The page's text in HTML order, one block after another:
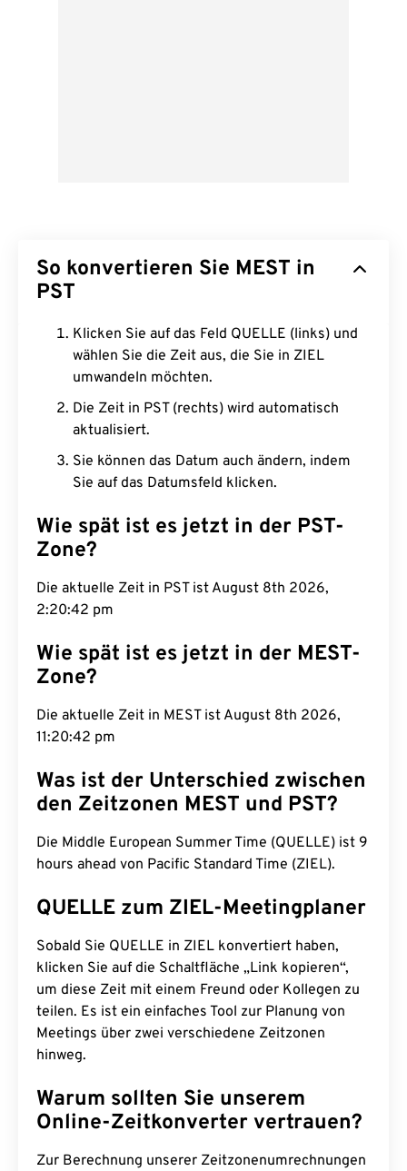
So konvertieren Sie MEST in
PST
Klicken Sie auf das Feld QUELLE (links) und
wählen Sie die Zeit aus, die Sie in ZIEL
umwandeln möchten.
Die Zeit in PST (rechts) wird automatisch
aktualisiert.
Sie können das Datum auch ändern, indem
Sie auf das Datumsfeld klicken.
Wie spät ist es jetzt in der PST-
Zone?
Die aktuelle Zeit in PST ist August 8th 2026,
2:20:43 pm
Wie spät ist es jetzt in der MEST-
Zone?
Die aktuelle Zeit in MEST ist August 8th 2026,
11:20:43 pm
Was ist der Unterschied zwischen
den Zeitzonen MEST und PST?
Die Middle European Summer Time (QUELLE) ist 9
hours ahead von Pacific Standard Time (ZIEL).
QUELLE zum ZIEL-Meetingplaner
Sobald Sie QUELLE in ZIEL konvertiert haben,
klicken Sie auf die Schaltfläche „Link kopieren“,
um diese Zeit mit einem Freund oder Kollegen zu
teilen. Es ist ein einfaches Tool zur Planung von
Meetings über zwei verschiedene Zeitzonen
hinweg.
Warum sollten Sie unserem
Online-Zeitkonverter vertrauen?
Zur Berechnung unserer Zeitzonenumrechnungen